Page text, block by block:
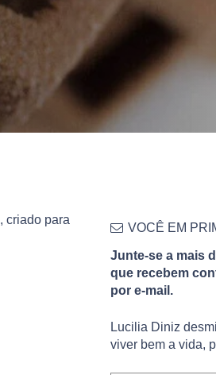
criado para
VOCÊ EM
Junte-se a mais
que recebem
por e-mail.
Lucilia Diniz
viver bem a vida,